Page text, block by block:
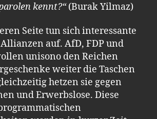
kennt?“(Burak Yilmaz)
Seite tun sich interessante
auf. AfD, FDP und
unisono den Reichen
weiter die Taschen
hetzen sie gegen
und Erwerbslose. Diese